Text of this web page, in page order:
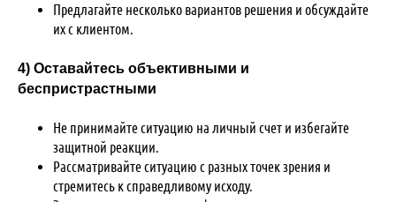
Предлагайте несколько вариантов решения и обсуждайте
их с клиентом.
4) Оставайтесь объективными и
беспристрастными
Не принимайте ситуацию на личный счет и избегайте
защитной реакции.
Рассматривайте ситуацию с разных точек зрения и
стремитесь к справедливому исходу.